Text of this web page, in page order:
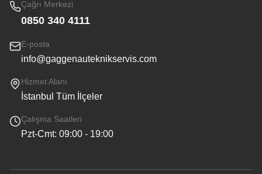
Çağrı Merkezi
0850 340 4111
E-posta
info@gaggenauteknikservis.com
Hizmet Alanı
İstanbul Tüm İlçeler
Çalışma Saatleri
Pzt-Cmt: 09:00 - 19:00